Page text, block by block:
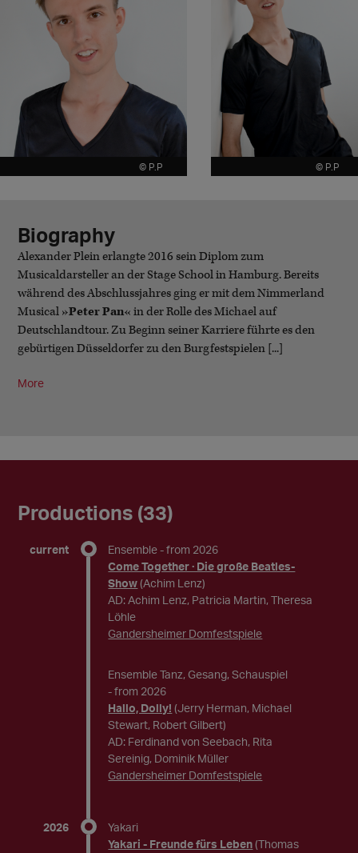
© P.P © P.P
Biography
Alexander Plein erlangte 2016 sein Diplom zum
Musicaldarsteller an der Stage School in Hamburg.​ Bereits
während des Abschlussjahres ging er mit dem Nimmerland
Musical »Peter Pan« in der Rolle des Michael auf
Deutschlandtour. Zu Beginn seiner Karriere führte es den
gebürtigen Düsseldorfer zu den Burgfestspielen [...]
More
Productions (33)
current Ensemble - from 2026
Come Together · Die große Beatles-
Show (Achim Lenz)
AD: Achim Lenz, Patricia Martin, Theresa
Löhle
Gandersheimer Domfestspiele
Ensemble Tanz, Gesang, Schauspiel
- from 2026
Hallo, Dolly! (Jerry Herman, Michael
Stewart, Robert Gilbert)
AD: Ferdinand von Seebach, Rita
Sereinig, Dominik Müller
Gandersheimer Domfestspiele
2026
Yakari
Yakari - Freunde fürs Leben (Thomas